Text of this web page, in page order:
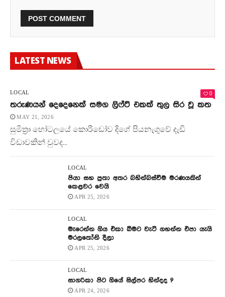
LATEST NEWS
LOCAL 0
තරුණයන් දෙදෙනෙක් සමග ලිෆ්ට් එකක් තුල සිර වූ කත
MAY 21, 2026
සුමිත්‍රා හෝටලයේ කොරිඩෝව දිගේ පියනැගුවේ දැඩි
විඩාවකින් වුවද...
LOCAL
පියා සහ පුතා අතර බහින්බස්වීම මරණයකින්
කෙළවර වෙයි
APR 25, 2026
LOCAL
මැරෙන්න ගිය එකා බිමට වැටී ගහන්න එපා යැයි
මරලතෝනි දීලා
APR 25, 2026
LOCAL
සාගරිකා පිට ගියේ සිල්පර හින්දද ?
APR 24, 2026